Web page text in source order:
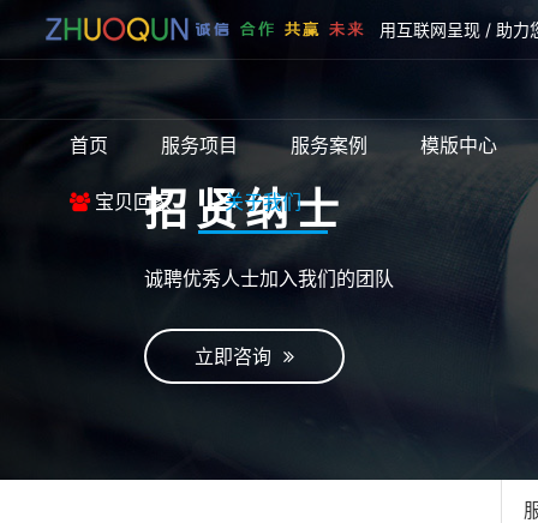
用互联网呈现 / 助力
首页 服务项目 服务案例 模版中心
宝贝回家 关于我们
招贤纳士
诚聘优秀人士加入我们的团队
立即咨询